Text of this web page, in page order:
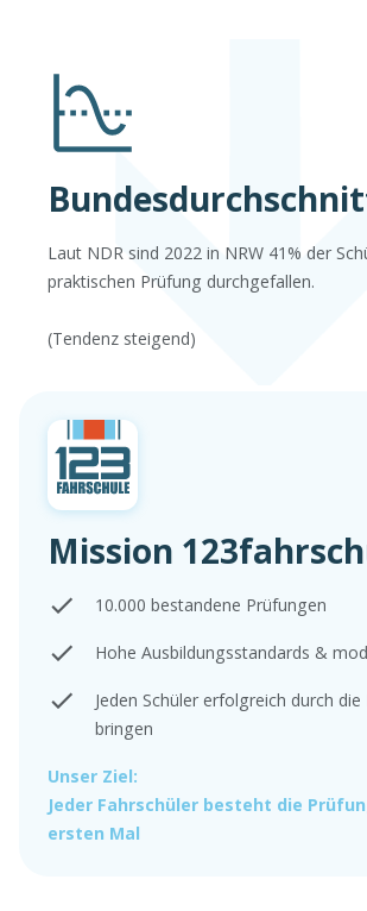
Laut NDR sind 2022 in NRW 41% der
praktischen Prüfung durchgefallen.
(Tendenz steigend)
Mission
10.000 bestandene Prüfungen
Hohe Ausbildungsstandards &
Jeden Schüler erfolgreich durch
bringen
Unser Ziel:
Jeder Fahrschüler besteht die
ersten Mal